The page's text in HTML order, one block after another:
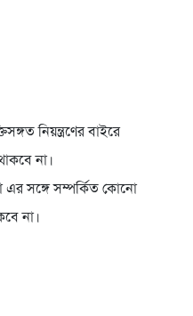
নিয়ন্ত্রণের বাইরে
না।
এর সঙ্গে সম্পর্কিত কোনো
না।